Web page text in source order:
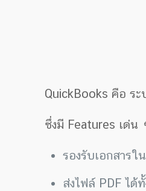
QuickBooks คือ ร
ซึ่งมี Features เด่น
รองรับเอกสาร
ส่งไฟล์ PDF ได้